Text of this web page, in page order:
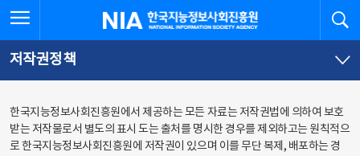
문
로
가
체
뉴
바
가
한국지능정보사회진흥원
저작권정책
한국지능정보사회진흥원에서 제공하는 모든 자료는 저작권법에 의하여 보호
받는 저작물로서 별도의 표시 도는 출처를 명시한 경우를 제외하고는 원칙적으
로 한국지능정보사회진흥원에 저작권이 있으며 이를 무단 복제, 배포하는 경